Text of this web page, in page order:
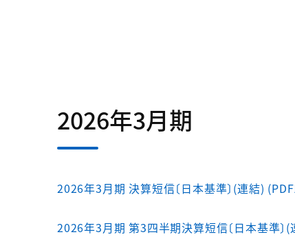
2026年3月期
2026年3月期 決算短信〔日本基準〕(連結)
2026年3月期 第3四半期決算短信〔日本基準〕